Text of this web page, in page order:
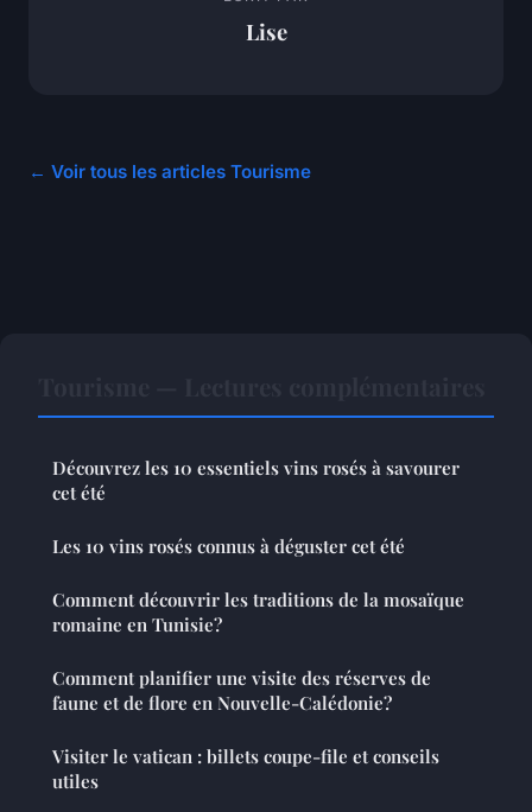
Lise
← Voir tous les articles Tourisme
Découvrez les 10 essentiels vins rosés à savourer
cet été
Les 10 vins rosés connus à déguster cet été
Comment découvrir les traditions de la mosaïque
romaine en Tunisie?
Comment planifier une visite des réserves de
faune et de flore en Nouvelle-Calédonie?
Visiter le vatican : billets coupe-file et conseils
utiles